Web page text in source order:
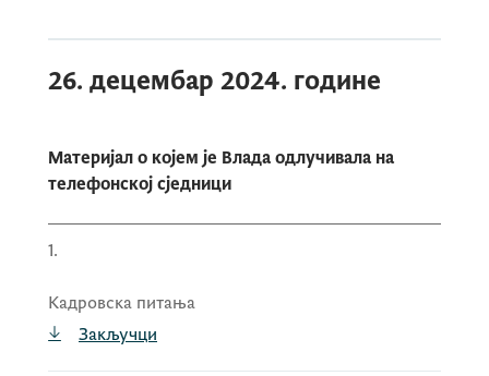
26. децембар 2024. године
Материјал о којем је Влада одлучивала на
телефонској сједници
1.
Кадровска питања
Закључци